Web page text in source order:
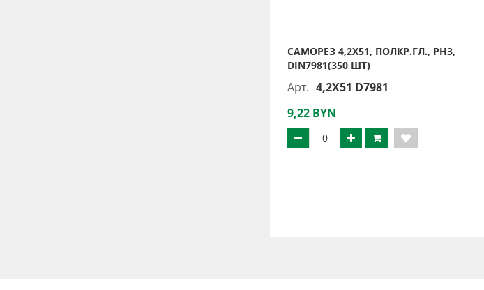
САМОРЕЗ 4,2Х51, ПОЛКР.ГЛ., PH3,
DIN7981(350 ШТ)
Арт. 4,2X51 D7981
9,22 BYN